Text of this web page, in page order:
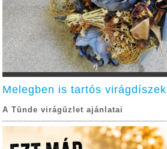
Melegben is tartós virágdíszek
A Tünde virágüzlet ajánlatai